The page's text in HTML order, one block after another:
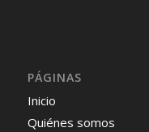
PÁGINAS
Inicio
Quiénes somos